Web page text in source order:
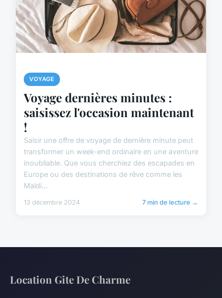
VOYAGE
Voyage dernières minutes :
saisissez l'occasion maintenant
!
Saisir une offre de voyage de dernière minute peut
transformer un week-end ordinaire en une aventure
inoubliable. Que vous cherchiez des escapades en
Europe ou des destinations de rêve comme les
Maldi...
13 décembre 2024 7 min de lecture →
Location Gite De Charme